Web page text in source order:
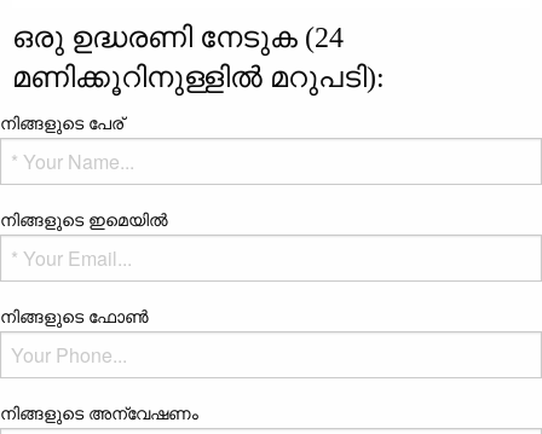
ഒരു ഉദ്ധരണി നേടുക (24
മണിക്കൂറിനുള്ളിൽ മറുപടി):
നിങ്ങളുടെ പേര്
നിങ്ങളുടെ ഇമെയിൽ
നിങ്ങളുടെ ഫോൺ
നിങ്ങളുടെ അന്വേഷണം